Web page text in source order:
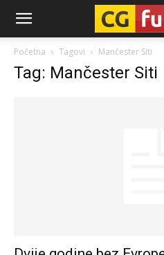
CG-
Fudbal
Početna Tagovi Mančester Siti
Tag: Mančester Siti